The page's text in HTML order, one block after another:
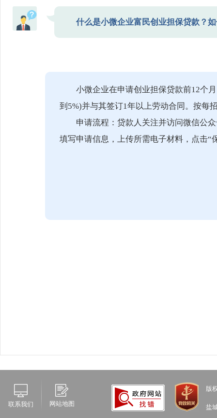
什么是小微企业富民创业担保贷款？
小微企业在申请创业担保贷款前12个
到5%)并与其签订1年以上劳动合同。按每
申请流程：贷款人关注并访问微信公
填写申请信息，上传所需电子材料，点击“
联系我们 网站地图
版
盐